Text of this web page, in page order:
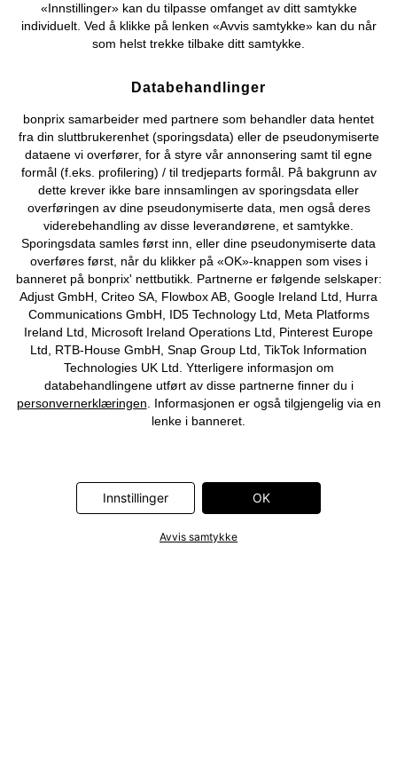
Du kan også finne oss på
Cookie-innstillinger
Om Oss Angre kjøp
© 2026 bonprix.
«Innstillinger» kan du tilpasse omfanget av ditt samtykke
individuelt. Ved å klikke på lenken «Avvis samtykke» kan du når
som helst trekke tilbake ditt samtykke.
Databehandlinger
bonprix samarbeider med partnere som behandler data hentet
fra din sluttbrukerenhet (sporingsdata) eller de pseudonymiserte
dataene vi overfører, for å styre vår annonsering samt til egne
formål (f.eks. profilering) / til tredjeparts formål. På bakgrunn av
dette krever ikke bare innsamlingen av sporingsdata eller
overføringen av dine pseudonymiserte data, men også deres
viderebehandling av disse leverandørene, et samtykke.
Sporingsdata samles først inn, eller dine pseudonymiserte data
overføres først, når du klikker på «OK»-knappen som vises i
banneret på bonprix' nettbutikk. Partnerne er følgende selskaper:
Adjust GmbH, Criteo SA, Flowbox AB, Google Ireland Ltd, Hurra
Communications GmbH, ID5 Technology Ltd, Meta Platforms
Ireland Ltd, Microsoft Ireland Operations Ltd, Pinterest Europe
Ltd, RTB-House GmbH, Snap Group Ltd, TikTok Information
Technologies UK Ltd. Ytterligere informasjon om
databehandlingene utført av disse partnerne finner du i
personvernerklæringen . Informasjonen er også tilgjengelig via en
lenke i banneret.
Innstillinger OK
Avvis samtykke